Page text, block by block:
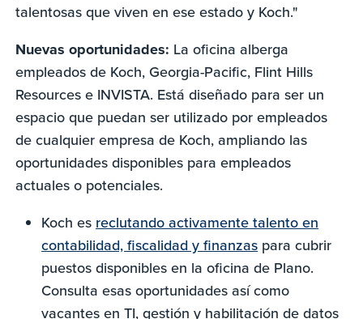
talentosas que viven en ese estado y Koch."
Nuevas oportunidades: La oficina alberga
empleados de Koch, Georgia-Pacific, Flint Hills
Resources e INVISTA. Está diseñado para ser un
espacio que puedan ser utilizado por empleados
de cualquier empresa de Koch, ampliando las
oportunidades disponibles para empleados
actuales o potenciales.
Koch es reclutando activamente talento en
contabilidad, fiscalidad y finanzas para cubrir
puestos disponibles en la oficina de Plano.
Consulta esas oportunidades así como
vacantes en TI, gestión y habilitación de datos